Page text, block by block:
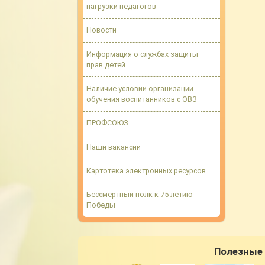
нагрузки педагогов
Новости
Информация о службах защиты
прав детей
Наличие условий организации
обучения воспитанников с ОВЗ
ПРОФСОЮЗ
Наши вакансии
Картотека электронных ресурсов
Бессмертный полк к 75-летию
Победы